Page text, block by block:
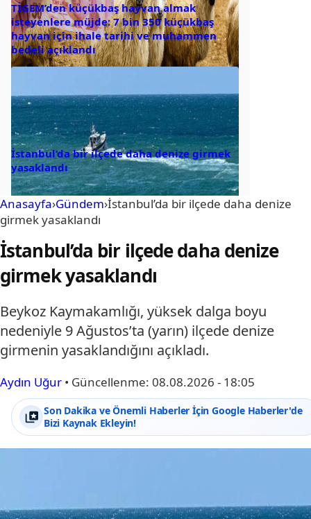
TİGEM’den küçükbaş hayvan almak
isteyenlere müjde: 7 bin 350 küçükbaş
hayvan için ihale tarihi ve muhammen
bedeli açıklandı
İstanbul’da bir ilçede daha denize girmek
yasaklandı
Anasayfa›Gündem›İstanbul’da bir ilçede daha denize
girmek yasaklandı
İstanbul’da bir ilçede daha denize
girmek yasaklandı
Beykoz Kaymakamlığı, yüksek dalga boyu
nedeniyle 9 Ağustos’ta (yarın) ilçede denize
girmenin yasaklandığını açıkladı.
Aydın Uğur • Güncellenme: 08.08.2026 - 18:05
Son Dakika ve Önemli Haberler İçin Google Haberler'de
Bizi Kaynak Ekleyin!